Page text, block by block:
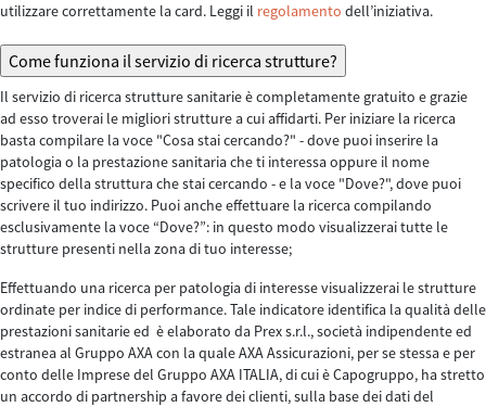
utilizzare correttamente la card. Leggi il regolamento dell’iniziativa.
Come funziona il servizio di ricerca strutture?
Il servizio di ricerca strutture sanitarie è completamente gratuito e grazie
ad esso troverai le migliori strutture a cui affidarti. Per iniziare la ricerca
basta compilare la voce "Cosa stai cercando?" - dove puoi inserire la
patologia o la prestazione sanitaria che ti interessa oppure il nome
specifico della struttura che stai cercando - e la voce "Dove?", dove puoi
scrivere il tuo indirizzo. Puoi anche effettuare la ricerca compilando
esclusivamente la voce “Dove?”: in questo modo visualizzerai tutte le
strutture presenti nella zona di tuo interesse;
Effettuando una ricerca per patologia di interesse visualizzerai le strutture
ordinate per indice di performance. Tale indicatore identifica la qualità delle
prestazioni sanitarie ed è elaborato da Prex s.r.l., società indipendente ed
estranea al Gruppo AXA con la quale AXA Assicurazioni, per se stessa e per
conto delle Imprese del Gruppo AXA ITALIA, di cui è Capogruppo, ha stretto
un accordo di partnership a favore dei clienti, sulla base dei dati del